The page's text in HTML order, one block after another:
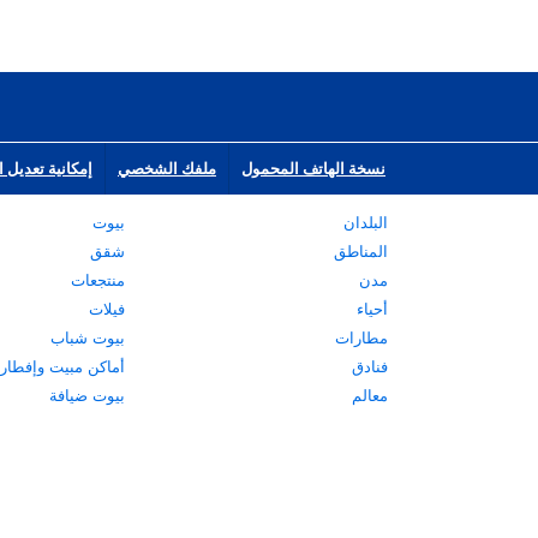
نسخة الهاتف المحمول ملفك الشخصي إمكانية تعديل
البلدان
المناطق
مدن
أحياء
مطارات
فنادق
معالم
بيوت
شقق
منتجعات
فيلات
بيوت شباب
أماكن مبيت وإفطار
بيوت ضيافة